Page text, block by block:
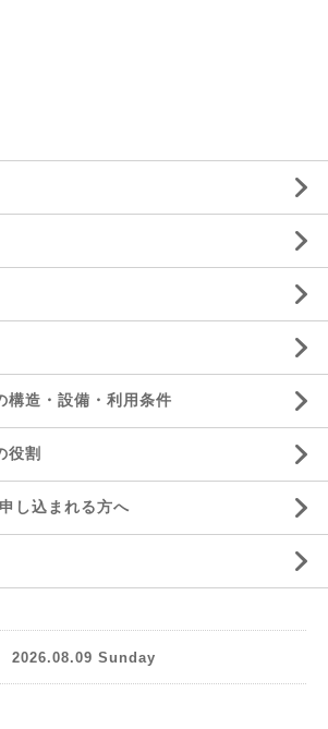
構造・設備・利用条件
役割
し込まれる方へ
2026.08.09 Sunday